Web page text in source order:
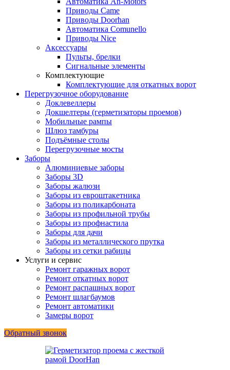
Приводы Came
Приводы Doorhan
Автоматика Comunello
Приводы Nice
Аксессуары
Пульты, брелки
Сигнальные элементы
Комплектующие
Комплектующие для откатных ворот
Перегрузочное оборудование
Доклевеллеры
Докшелтеры (герметизаторы проемов)
Мобильные рампы
Шлюз тамбуры
Подъёмные столы
Перегрузочные мосты
Заборы
Алюминиевые заборы
Заборы 3D
Заборы жалюзи
Заборы из евроштакетника
Заборы из поликарбоната
Заборы из профильной трубы
Заборы из профнастила
Заборы для дачи
Заборы из металлического прутка
Заборы из сетки рабицы
Услуги и сервис
Ремонт гаражных ворот
Ремонт откатных ворот
Ремонт распашных ворот
Ремонт шлагбаумов
Ремонт автоматики
Замеры ворот
Обратный звонок